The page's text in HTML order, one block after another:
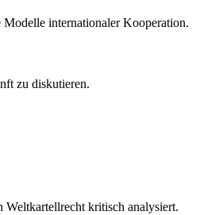
Modelle internationaler Kooperation.
zu diskutieren.
kritisch analysiert.